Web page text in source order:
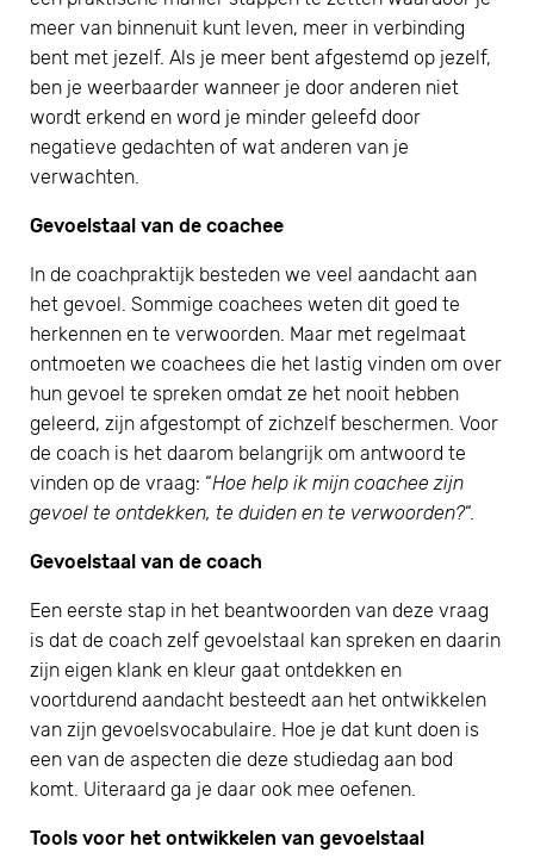
meer van binnenuit kunt leven, meer in verbinding
bent met jezelf. Als je meer bent afgestemd op jezelf,
ben je weerbaarder wanneer je door anderen niet
wordt erkend en word je minder geleefd door
negatieve gedachten of wat anderen van je
verwachten.
Gevoelstaal van de coachee
In de coachpraktijk besteden we veel aandacht aan
het gevoel. Sommige coachees weten dit goed te
herkennen en te verwoorden. Maar met regelmaat
ontmoeten we coachees die het lastig vinden om over
hun gevoel te spreken omdat ze het nooit hebben
geleerd, zijn afgestompt of zichzelf beschermen. Voor
de coach is het daarom belangrijk om antwoord te
vinden op de vraag: “Hoe help ik mijn coachee zijn
gevoel te ontdekken, te duiden en te verwoorden?“.
Gevoelstaal van de coach
Een eerste stap in het beantwoorden van deze vraag
is dat de coach zelf gevoelstaal kan spreken en daarin
zijn eigen klank en kleur gaat ontdekken en
voortdurend aandacht besteedt aan het ontwikkelen
van zijn gevoelsvocabulaire. Hoe je dat kunt doen is
een van de aspecten die deze studiedag aan bod
komt. Uiteraard ga je daar ook mee oefenen.
Tools voor het ontwikkelen van gevoelstaal